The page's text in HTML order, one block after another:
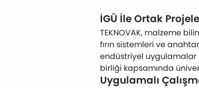
İGÜ İle Ortak
TEKNOVAK, malzeme
fırın sistemleri ve
endüstriyel uygulamalar
birliği kapsamında
Uygulamalı